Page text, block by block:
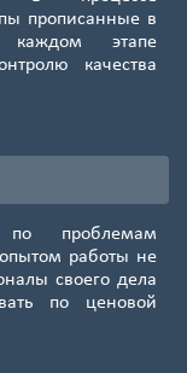
прописанные в
каждом этапе
качества
по проблемам
работы не
своего дела
по ценовой